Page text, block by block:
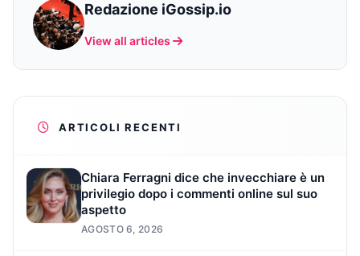
Redazione iGossip.io
View all articles
ARTICOLI RECENTI
Chiara Ferragni dice che invecchiare è un
privilegio dopo i commenti online sul suo
aspetto
AGOSTO 6, 2026